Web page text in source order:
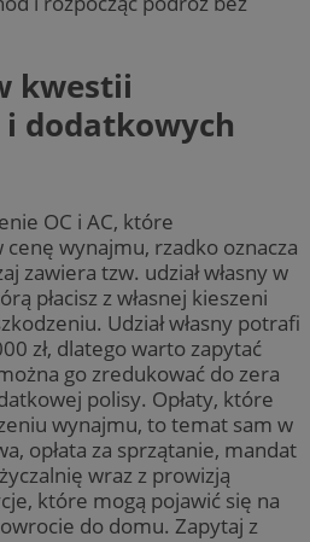
kwestii
i dodatkowych
OC i AC, które
wynajmu, rzadko oznacza
zawiera tzw. udział własny w
płacisz z własnej kieszeni
Udział własny potrafi
zł, dlatego warto zapytać
go zredukować do zera
polisy. Opłaty, które
wynajmu, to temat sam w
opłata za sprzątanie, mandat
wraz z prowizją
które mogą pojawić się na
do domu. Zapytaj z